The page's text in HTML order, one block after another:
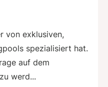
von exklusiven,
spezialisiert hat.
auf dem
werd...